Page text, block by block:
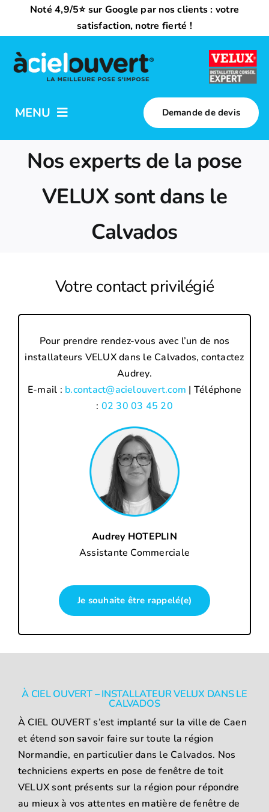
contenu
Noté 4,9/5⭐ sur Google par nos clients : votre
satisfaction, notre fierté !
MENU
Qui sommes-nous ?
Trouvez votre installateur
Demande de devis
Nos experts de la pose
VELUX sont dans le
Calvados
Votre contact privilégié
Pour prendre rendez-vous avec l’un de nos
installateurs VELUX dans le Calvados, contactez
Audrey.
E-mail : b.contact@acielouvert.com | Téléphone
: 02 30 03 45 20
Audrey HOTEPLIN
Assistante Commerciale
Je souhaite être rappelé(e)
À CIEL OUVERT – INSTALLATEUR VELUX DANS LE
CALVADOS
À CIEL OUVERT s’est implanté sur la ville de Caen
et étend son savoir faire sur toute la région
Normandie, en particulier dans le Calvados. Nos
techniciens experts en pose de fenêtre de toit
VELUX sont présents sur la région pour répondre
au mieux à vos attentes en matière de fenêtre de